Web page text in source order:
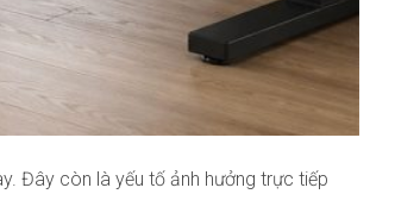
Đây còn là yếu tố ảnh hưởng trực tiếp